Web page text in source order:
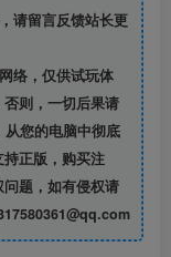
请留言反馈站长更
络，仅供试玩体
则，一切后果请
您的电脑中彻底
正版，购买注
题，如有侵权请